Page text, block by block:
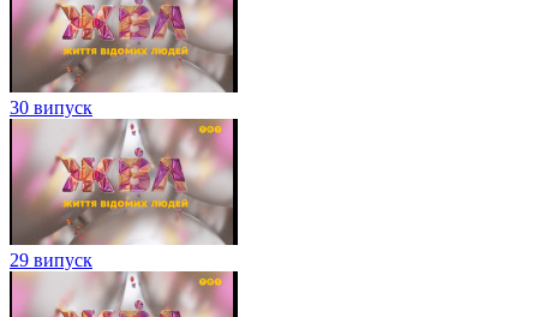
30 випуск
29 випуск